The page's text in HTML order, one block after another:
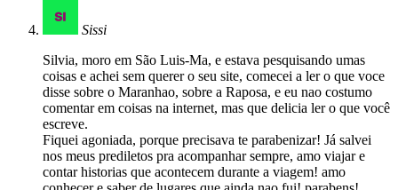
Sissi
Silvia, moro em São Luis-Ma, e estava pesquisando umas
coisas e achei sem querer o seu site, comecei a ler o que voce
disse sobre o Maranhao, sobre a Raposa, e eu nao costumo
comentar em coisas na internet, mas que delicia ler o que você
escreve.
Fiquei agoniada, porque precisava te parabenizar! Já salvei
nos meus prediletos pra acompanhar sempre, amo viajar e
contar historias que acontecem durante a viagem! amo